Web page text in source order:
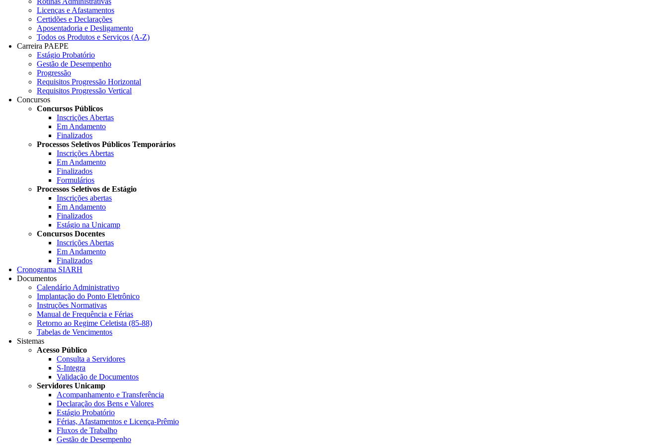
Licenças e Afastamentos
Certidões e Declarações
Aposentadoria e Desligamento
Todos os Produtos e Serviços (A-Z)
Carreira PAEPE
Estágio Probatório
Gestão de Desempenho
Progressão
Requisitos Progressão Horizontal
Requisitos Progressão Vertical
Concursos
Concursos Públicos
Inscrições Abertas
Em Andamento
Finalizados
Processos Seletivos Públicos Temporários
Inscrições Abertas
Em Andamento
Finalizados
Formulários
Processos Seletivos de Estágio
Inscrições abertas
Em Andamento
Finalizados
Estágio na Unicamp
Concursos Docentes
Inscrições Abertas
Em Andamento
Finalizados
Cronograma SIARH
Documentos
Calendário Administrativo
Implantação do Ponto Eletrônico
Instruções Normativas
Manual de Frequência e Férias
Retorno ao Regime Celetista (85-88)
Tabelas de Vencimentos
Sistemas
Acesso Público
Consulta a Servidores
S-Integra
Validação de Documentos
Servidores Unicamp
Acompanhamento e Transferência
Declaração dos Bens e Valores
Estágio Probatório
Férias, Afastamentos e Licença-Prêmio
Fluxos de Trabalho
Gestão de Desempenho